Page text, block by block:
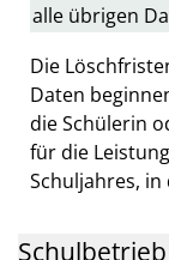
alle übrigen
Die
Daten
die Schülerin
für die
Schuljahres,